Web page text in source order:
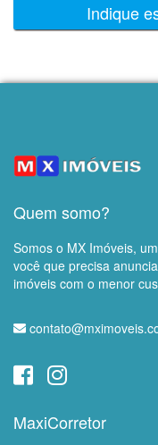
Indique
Quem somo?
Somos o MX Imóveis,
você que precisa
imóveis com o menor
MaxiCorretor